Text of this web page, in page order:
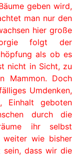
geben wird,
man nur den
hier große
folgt der
als ob es
nicht in Sicht, zu
Mammon. Doch
Umdenken,
Einhalt geboten
durch die
ihr selbst
weiter wie bisher
sein, dass wir die